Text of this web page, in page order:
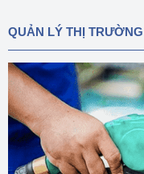
QUẢN LÝ THỊ TRƯỜNG